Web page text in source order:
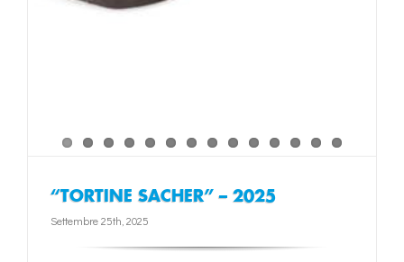
“TORTINE SACHER” – 2025
Settembre 25th, 2025